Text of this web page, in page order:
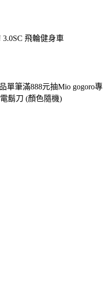
飛輪健身車
單筆滿888元抽Mio gogoro專
鬍刀 (顏色隨機)